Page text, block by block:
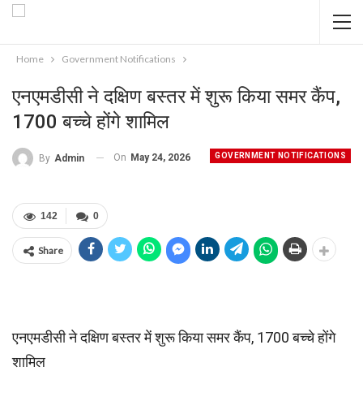
Home Government Notifications
एनएमडीसी ने दक्षिण बस्तर में शुरू किया समर कैंप,
1700 बच्चे होंगे शामिल
GOVERNMENT NOTIFICATIONS
By Admin On May 24, 2026
0
142
Share
एनएमडीसी ने दक्षिण बस्तर में शुरू किया समर कैंप, 1700 बच्चे होंगे
शामिल